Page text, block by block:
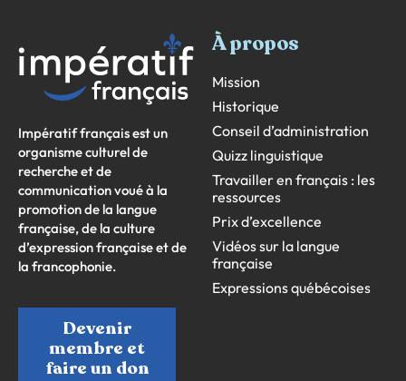
Impératif français est un
organisme culturel de
recherche et de
communication voué à la
promotion de la langue
française, de la culture
d’expression française et de
la francophonie.
Devenir
membre et
faire un don
À propos
Mission
Historique
Conseil d’administration
Quizz linguistique
Travailler en français : les
ressources
Prix d’excellence
Vidéos sur la langue
française
Expressions québécoises